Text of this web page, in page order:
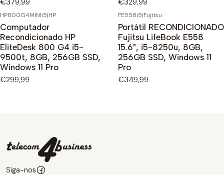
€379,99
€329,99
HP800G4MINIi5|HP
Computador
Recondicionado HP
EliteDesk 800 G4 i5-
9500t, 8GB, 256GB SSD,
Windows 11 Pro
€299,99
FE558i5|Fujitsu
Portátil RECONDICIONADO
Fujitsu LifeBook E558
15.6", i5-8250u, 8GB,
256GB SSD, Windows 11
Pro
€349,99
Siga-nos